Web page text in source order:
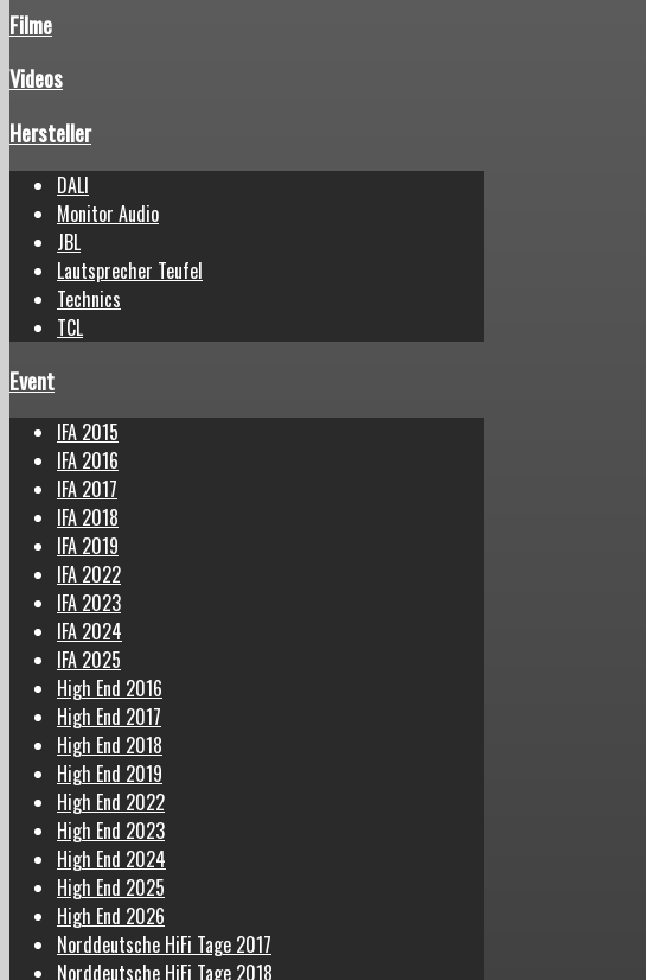
Filme
Videos
Hersteller
DALI
Monitor Audio
JBL
Lautsprecher Teufel
Technics
TCL
Event
IFA 2015
IFA 2016
IFA 2017
IFA 2018
IFA 2019
IFA 2022
IFA 2023
IFA 2024
IFA 2025
High End 2016
High End 2017
High End 2018
High End 2019
High End 2022
High End 2023
High End 2024
High End 2025
High End 2026
Norddeutsche HiFi Tage 2017
Norddeutsche HiFi Tage 2018